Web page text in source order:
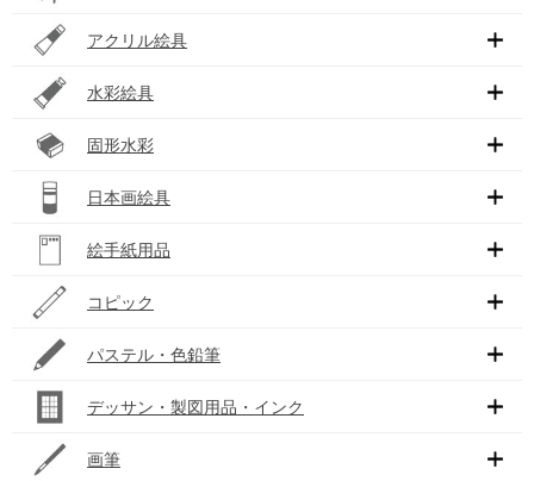
アクリル絵具
水彩絵具
固形水彩
日本画絵具
絵手紙用品
コピック
パステル・色鉛筆
デッサン・製図用品・インク
画筆